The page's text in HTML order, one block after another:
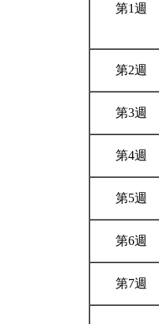
第1週
第2週
第3週
第4週
第5週
第6週
第7週